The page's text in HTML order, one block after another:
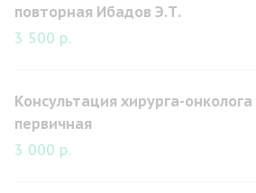
повторная Ибадов Э.Т.
3 500 р.
Консультация хирурга-онколога
первичная
3 000 р.